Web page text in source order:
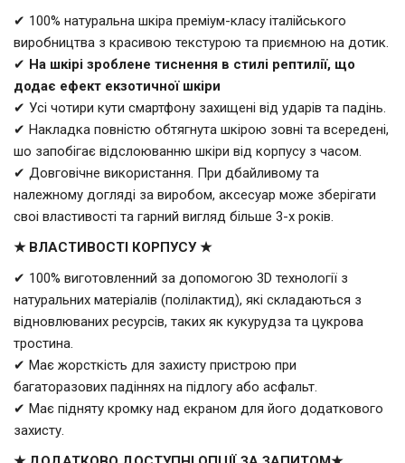
✔ 100% натуральна шкіра преміум-класу італійського
виробництва з красивою текстурою та приємною на дотик.
✔ На шкірі зроблене тиснення в стилі рептилії, що
додає ефект екзотичної шкіри
✔ Усі чотири кути смартфону захищені від ударів та падінь.
✔ Накладка повністю обтягнута шкірою зовні та всередені,
шо запобігає відслоюванню шкіри від корпусу з часом.
✔ Довговічне використання. При дбайливому та
належному догляді за виробом, аксесуар може зберігати
своі властивості та гарний вигляд більше 3-х років.
★ ВЛАСТИВОСТІ КОРПУСУ ★
✔ 100% виготовленний за допомогою 3D технології з
натуральних матеріалів (полілактид), які складаються з
відновлюваних ресурсів, таких як кукурудза та цукрова
тростина.
✔ Має жорсткість для захисту пристрою при
багаторазових падіннях на підлогу або асфальт.
✔ Має підняту кромку над екраном для його додаткового
захисту.